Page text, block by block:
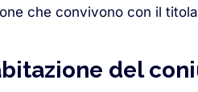
che convivono con il
del